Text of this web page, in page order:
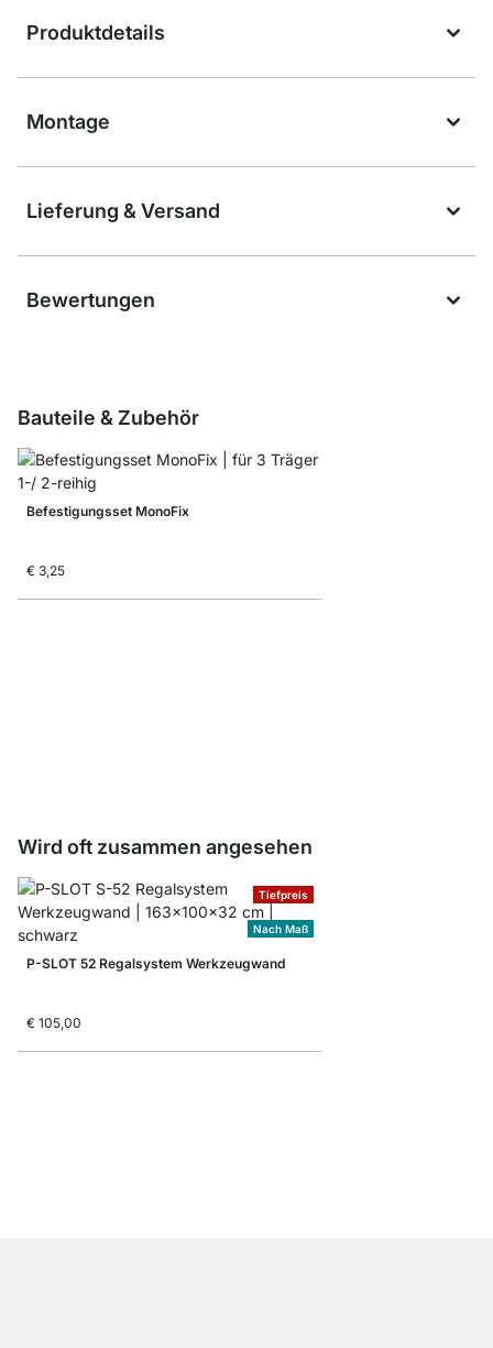
Produktdetails
Montage
Lieferung & Versand
Bewertungen
Bauteile & Zubehör
Befestigungsset MonoFix
€ 3,25
Wird oft zusammen angesehen
Tiefpreis
Nach Maß
P-SLOT 52 Regalsystem Werkzeugwand
€ 105,00